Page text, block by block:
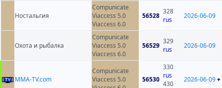
Ностальгия
Compunicate
Viaccess 5.0
Viaccess 6.0
56528
328
rus
2026-06-09
Охота и рыбалка
Compunicate
Viaccess 5.0
Viaccess 6.0
56529
329
rus
2026-06-09
MMA-TV.com
Compunicate
Viaccess 5.0
56530
330
rus
430
2026-06-09+